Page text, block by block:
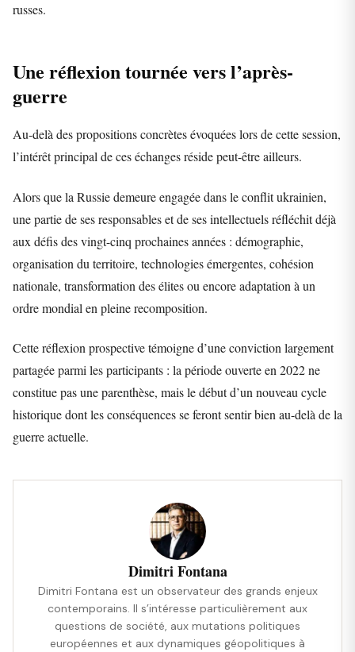
russes.
Une réflexion tournée vers l’après-
guerre
Au-delà des propositions concrètes évoquées lors de cette session,
l’intérêt principal de ces échanges réside peut-être ailleurs.
Alors que la Russie demeure engagée dans le conflit ukrainien,
une partie de ses responsables et de ses intellectuels réfléchit déjà
aux défis des vingt-cinq prochaines années : démographie,
organisation du territoire, technologies émergentes, cohésion
nationale, transformation des élites ou encore adaptation à un
ordre mondial en pleine recomposition.
Cette réflexion prospective témoigne d’une conviction largement
partagée parmi les participants : la période ouverte en 2022 ne
constitue pas une parenthèse, mais le début d’un nouveau cycle
historique dont les conséquences se feront sentir bien au-delà de la
guerre actuelle.
Dimitri Fontana
Dimitri Fontana est un observateur des grands enjeux
contemporains. Il s’intéresse particulièrement aux
questions de société, aux mutations politiques
européennes et aux dynamiques géopolitiques à